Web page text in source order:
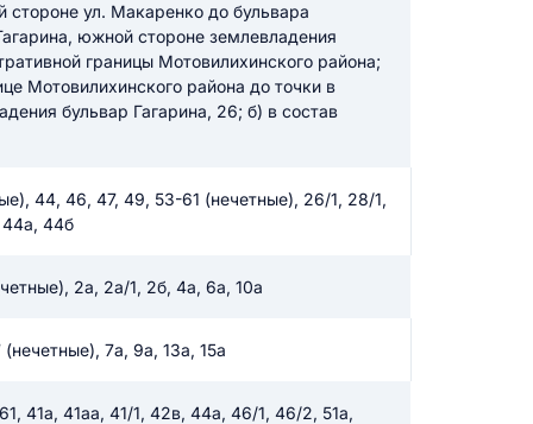
стороне ул. Макаренко до бульвара
южной стороне землевладения
границы Мотовилихинского района;
Мотовилихинского района до точки в
бульвар Гагарина, 26; б) в состав
44, 46, 47, 49, 53-61 (нечетные), 26/1, 28/1,
44б
2а, 2а/1, 2б, 4а, 6а, 10а
7а, 9а, 13а, 15а
41а, 41аа, 41/1, 42в, 44а, 46/1, 46/2, 51а,